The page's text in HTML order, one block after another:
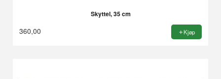
Skyttel, 35 cm
360,00 Kjøp